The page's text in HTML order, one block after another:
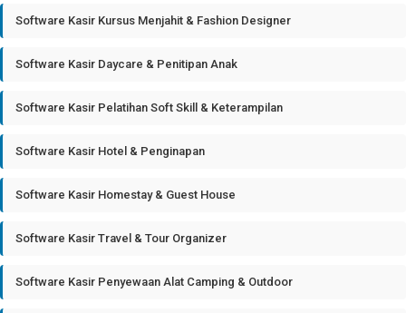
Software Kasir Kursus Menjahit & Fashion Designer
Software Kasir Daycare & Penitipan Anak
Software Kasir Pelatihan Soft Skill & Keterampilan
Software Kasir Hotel & Penginapan
Software Kasir Homestay & Guest House
Software Kasir Travel & Tour Organizer
Software Kasir Penyewaan Alat Camping & Outdoor